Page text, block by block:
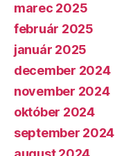
marec 2025
február 2025
január 2025
december 2024
november 2024
október 2024
september 2024